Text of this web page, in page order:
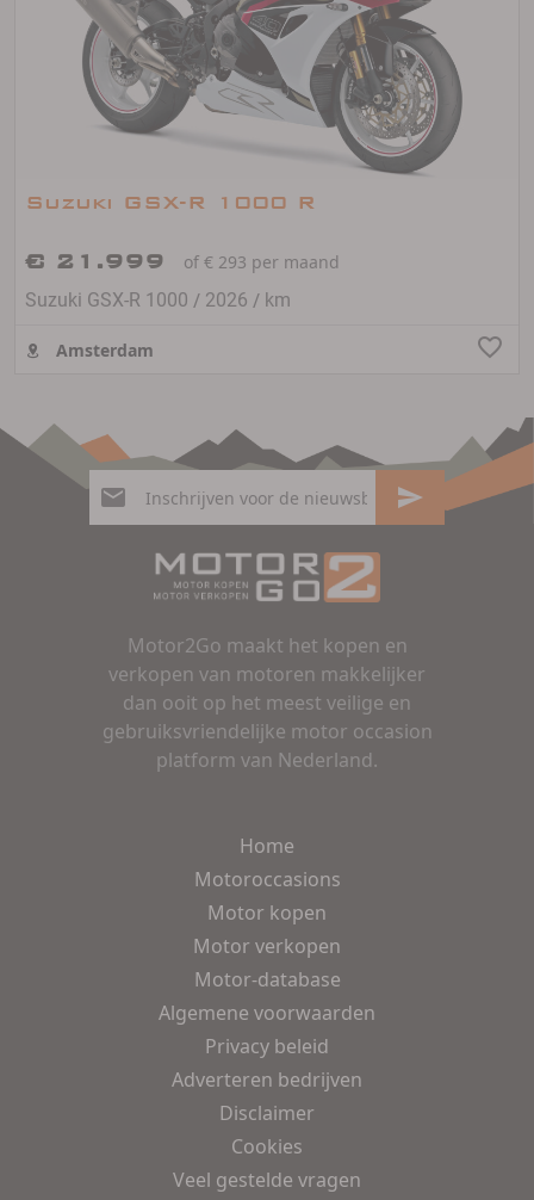
Suzuki GSX-R 1000 R
€ 21.999
of € 293 per maand
Suzuki GSX-R 1000 / 2026 / km
Amsterdam
Motor2Go maakt het kopen en
verkopen van motoren makkelijker
dan ooit op het meest veilige en
gebruiksvriendelijke motor occasion
platform van Nederland.
Home
Motoroccasions
Motor kopen
Motor verkopen
Motor-database
Algemene voorwaarden
Privacy beleid
Adverteren bedrijven
Disclaimer
Cookies
Veel gestelde vragen